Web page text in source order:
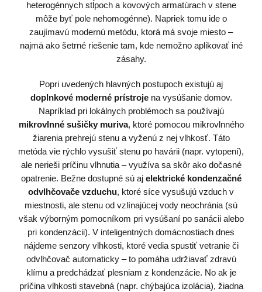
heterogénnych stĺpoch a kovových armatúrach v stene
môže byť pole nehomogénne). Napriek tomu ide o
zaujímavú modernú metódu, ktorá má svoje miesto –
najmä ako šetrné riešenie tam, kde nemožno aplikovať iné
zásahy.
Popri uvedených hlavných postupoch existujú aj
doplnkové moderné prístrojena vysúšanie domov.
Napríklad pri lokálnych problémoch sa používajú
mikrovlnné sušičky muriva, ktoré pomocou mikrovlnného
žiarenia prehrejú stenu a vyženú z nej vlhkosť. Táto
metóda vie rýchlo vysušiť stenu po havárii (napr. vytopení),
ale nerieši príčinu vlhnutia – využíva sa skôr ako dočasné
opatrenie. Bežne dostupné sú aj elektrické kondenzačné
odvlhčovače vzduchu, ktoré síce vysušujú vzduch v
miestnosti, ale stenu od vzlínajúcej vody neochránia (sú
však výborným pomocníkom pri vysúšaní po sanácii alebo
pri kondenzácii). V inteligentných domácnostiach dnes
nájdeme senzory vlhkosti, ktoré vedia spustiť vetranie či
odvlhčovač automaticky – to pomáha udržiavať zdravú
klímu a predchádzať plesniam z kondenzácie. No ak je
príčina vlhkosti stavebná (napr. chýbajúca izolácia), žiadna